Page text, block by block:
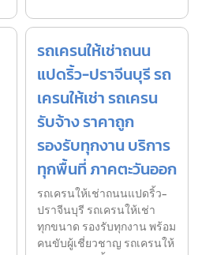
รถเครนให้เช่าถนน
แปดริ้ว-ปราจีนบุรี รถ
เครนให้เช่า รถเครน
รับจ้าง ราคาถูก
รองรับทุกงาน บริการ
ทุกพื้นที่ ภาคตะวันออก
รถเครนให้เช่าถนนแปดริ้ว-
ปราจีนบุรี รถเครนให้เช่า
ทุกขนาด รองรับทุกงาน พร้อม
คนขับผู้เชี่ยวชาญ รถเครนให้